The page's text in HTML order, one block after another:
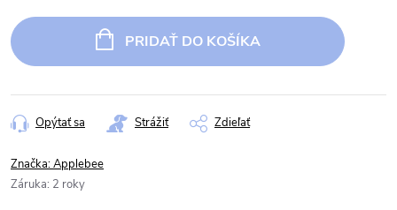
cena:
PRIDAŤ DO KOŠÍKA
Opýtať sa Strážiť Zdieľať
Značka:Applebee
Záruka: 2 roky